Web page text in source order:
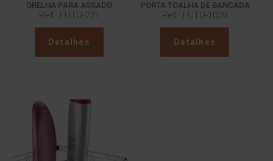
GRELHA PARA ASSADO
Ref.: FUTU-271
Detalhes
PORTA TOALHA DE BANCADA
Ref.: FUTU-1029
Detalhes